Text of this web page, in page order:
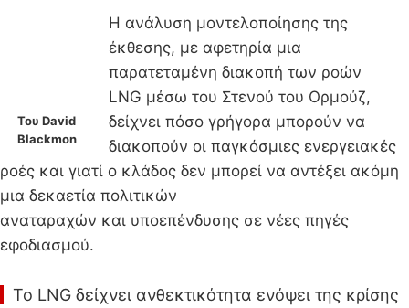
Του David
Blackmon
Η ανάλυση μοντελοποίησης της
έκθεσης, με αφετηρία μια
παρατεταμένη διακοπή των ροών
LNG μέσω του Στενού του Ορμούζ,
δείχνει πόσο γρήγορα μπορούν να
διακοπούν οι παγκόσμιες ενεργειακές
ροές και γιατί ο κλάδος δεν μπορεί να αντέξει ακόμη
μια δεκαετία πολιτικών
αναταραχών και υποεπένδυσης σε νέες πηγές
εφοδιασμού.
Το LNG δείχνει ανθεκτικότητα ενόψει της κρίσης